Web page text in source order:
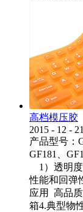
高档模压胶
2015 - 12 - 21
产品型号：
1）透明度
性能和回弹
应用 高品
箱4.典型物